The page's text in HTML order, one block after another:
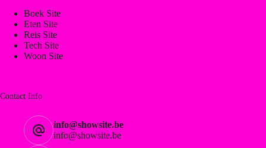
Boek Site
Eten Site
Reis Site
Tech Site
Woon Site
Contact Info
info@showsite.be
info@showsite.be